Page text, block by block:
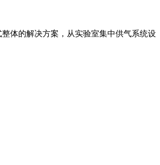
体的解决方案，从实验室集中供气系统设